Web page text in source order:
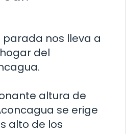
nos lleva a
del
altura de
se erige
alto de los